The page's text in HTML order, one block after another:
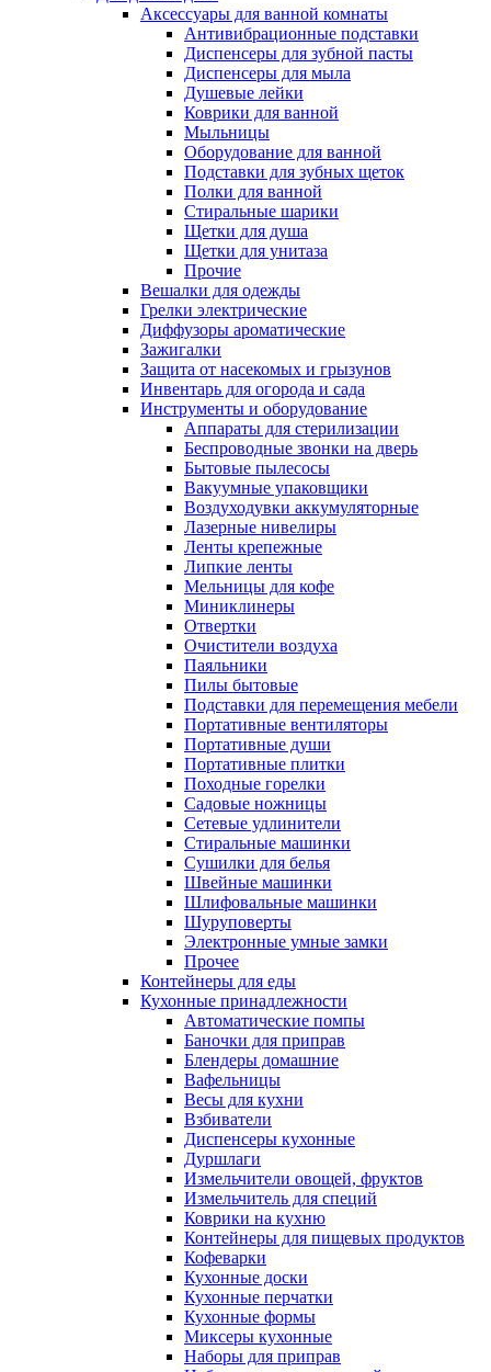
Аксессуары для ванной комнаты
Антивибрационные подставки
Диспенсеры для зубной пасты
Диспенсеры для мыла
Душевые лейки
Коврики для ванной
Мыльницы
Оборудование для ванной
Подставки для зубных щеток
Полки для ванной
Стиральные шарики
Щетки для душа
Щетки для унитаза
Прочие
Вешалки для одежды
Грелки электрические
Диффузоры ароматические
Зажигалки
Защита от насекомых и грызунов
Инвентарь для огорода и сада
Инструменты и оборудование
Аппараты для стерилизации
Беспроводные звонки на дверь
Бытовые пылесосы
Вакуумные упаковщики
Воздуходувки аккумуляторные
Лазерные нивелиры
Ленты крепежные
Липкие ленты
Мельницы для кофе
Миниклинеры
Отвертки
Очистители воздуха
Паяльники
Пилы бытовые
Подставки для перемещения мебели
Портативные вентиляторы
Портативные души
Портативные плитки
Походные горелки
Садовые ножницы
Сетевые удлинители
Стиральные машинки
Сушилки для белья
Швейные машинки
Шлифовальные машинки
Шуруповерты
Электронные умные замки
Прочее
Контейнеры для еды
Кухонные принадлежности
Автоматические помпы
Баночки для приправ
Блендеры домашние
Вафельницы
Весы для кухни
Взбиватели
Диспенсеры кухонные
Дуршлаги
Измельчители овощей, фруктов
Измельчитель для специй
Коврики на кухню
Контейнеры для пищевых продуктов
Кофеварки
Кухонные доски
Кухонные перчатки
Кухонные формы
Миксеры кухонные
Наборы для приправ